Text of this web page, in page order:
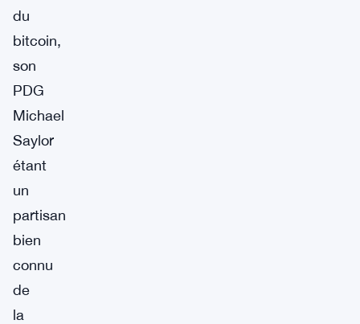
du
bitcoin,
son
PDG
Michael
Saylor
étant
un
partisan
bien
connu
de
la